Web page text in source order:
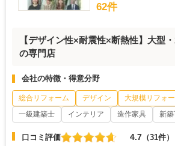
62件
【デザイン性×耐震性×断熱性】大型
の専門店
会社の特徴・得意分野
総合リフォーム デザイン 大規模リフォ
一級建築士
インテリア 造作家具 新
口コミ評価 4.7 （31件）